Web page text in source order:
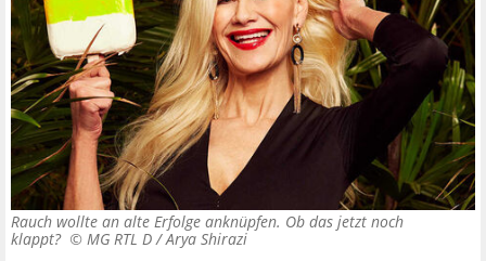
Rauch wollte an alte Erfolge anknüpfen. Ob das jetzt noch
klappt? © MG RTL D / Arya Shirazi